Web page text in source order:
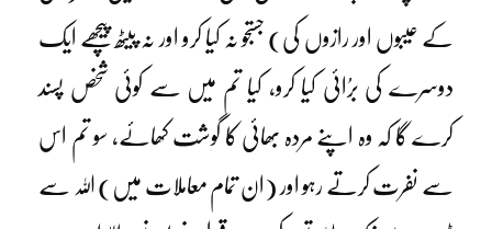
کے عیبوں اور رازوں کی) جستجو نہ کیا کرو اور نہ پیٹھ پیچھے ایک
دوسرے کی برُائی کیا کرو، کیا تم میں سے کوئی شخص پسند
کرے گا کہ وہ اپنے مردہ بھائی کا گوشت کھائے، سو تم اس
سے نفرت کرتے رہو اور (ان تمام معاملات میں) اللہ سے